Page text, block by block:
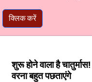
क्लिक करें
शुरू होने वाला है
वरना बहुत पछताएंगे